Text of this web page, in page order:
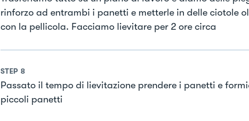
rinforzo ad entrambi i panetti e metterle in delle ciotole
con la pellicola. Facciamo lievitare per 2 ore circa
STEP 8
Passato il tempo di lievitazione prendere i panetti e
piccoli panetti